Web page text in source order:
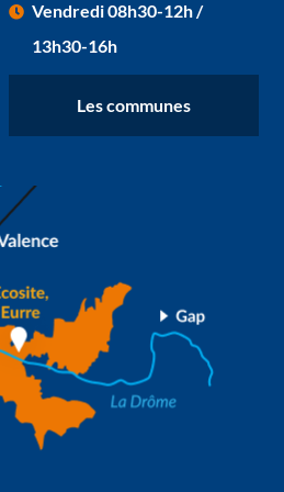
Vendredi 08h30-12h /
13h30-16h
Les communes